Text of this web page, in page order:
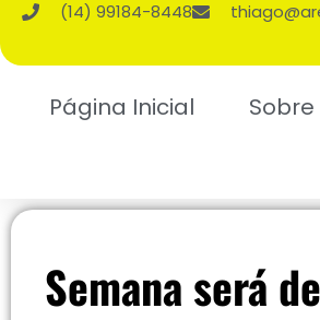
(14) 99184-8448
Página Inicial Sobre
Semana será